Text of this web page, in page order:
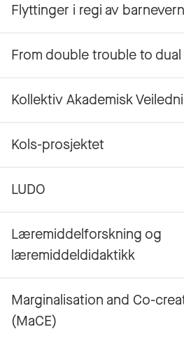
Flyttinger i regi av
From double trouble to
Kollektiv Akademisk
Kols-prosjektet
LUDO
Læremiddelforskning og
læremiddeldidaktikk
Marginalisation and Co-
(MaCE)